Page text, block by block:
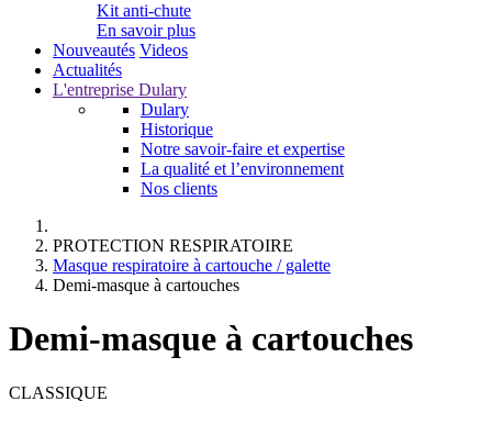
Kit anti-chute
En savoir plus
Nouveautés Videos
Actualités
L'entreprise Dulary
Dulary
Historique
Notre savoir-faire et expertise
La qualité et l’environnement
Nos clients
PROTECTION RESPIRATOIRE
Masque respiratoire à cartouche / galette
Demi-masque à cartouches
Demi-masque à cartouches
CLASSIQUE